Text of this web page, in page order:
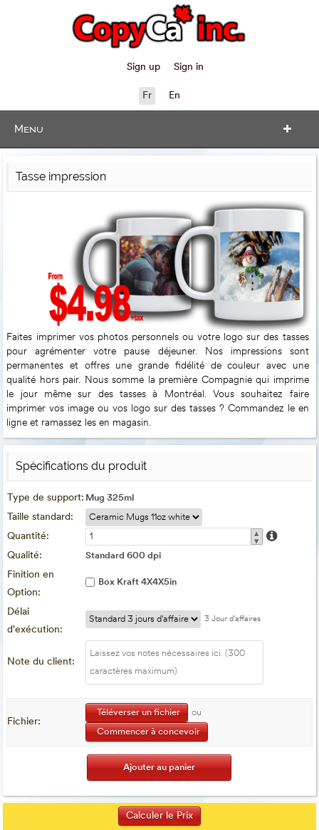
Sign up Sign in
Fr En
Menu
Tasse impression
Faites imprimer vos photos personnels ou votre logo sur des tasses
pour agrémenter votre pause déjeuner. Nos impressions sont
permanentes et offres une grande fidélité de couleur avec une
qualité hors pair. Nous somme la première Compagnie qui imprime
le jour même sur des tasses à Montréal. Vous souhaitez faire
imprimer vos image ou vos logo sur des tasses ? Commandez le en
ligne et ramassez les en magasin.
Spécifications du produit
Type de support: Mug 325ml
Taille standard:
Quantité:
▴
▾
Qualité:
Standard 600 dpi
Finition en
Option:
Box Kraft 4X4X5in
Délai
d'exécution:
3 Jour d'affaires
Note du client:
Fichier:
Téléverser un fichier ou
Commencer à concevoir